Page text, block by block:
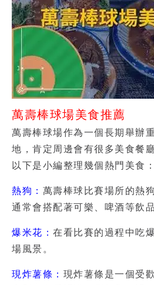
萬壽棒球場美食推薦
萬壽棒球場作為一個長期舉辦
地，肯定周邊會有很多美食餐
以下是小編整理幾個熱門美食：
熱狗： 萬壽棒球比賽場所的熱
通常會搭配著可樂、啤酒等飲
爆米花： 在看比賽的過程中吃
場風景。
現炸薯條： 現炸薯條是一個受